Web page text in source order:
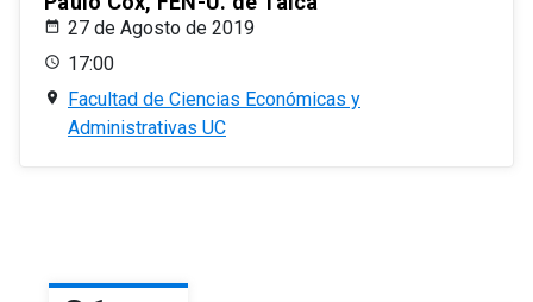
27 de Agosto de 2019
17:00
Facultad de Ciencias Económicas y
Administrativas UC